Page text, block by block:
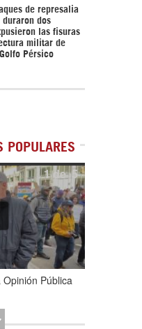
de represalia
duraron dos
las fisuras
militar de
Pérsico
POPULARES
1de5
Pública